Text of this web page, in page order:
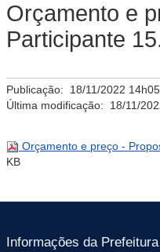
Orçamento e
Participante
Publicação: 18/11/2022 14h05
Última modificação: 18/11/
Orçamento e preço -
KB
Informações da Prefeitura